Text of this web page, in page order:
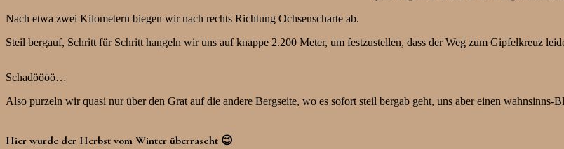
Nach etwa zwei Kilometern biegen wir nach rechts Richtung Ochsenscharte ab.
Steil bergauf, Schritt für Schritt hangeln wir uns auf knappe 2.200 Meter, um festzustellen, dass der Weg zum Gipfelkreuz
Schadöööö…
Also purzeln wir quasi nur über den Grat auf die andere Bergseite, wo es sofort steil bergab geht, uns aber einen wahnsinns-
Hier wurde der Herbst vom Winter überrascht 😉